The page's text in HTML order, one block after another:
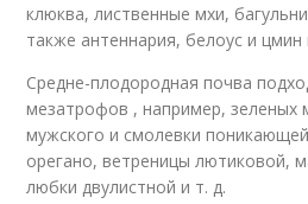
клюква, лиственные мхи,
также антеннария, белоус и цмин
Средне-плодородная почва
мезатрофов , например, зеленых
мужского и смолевки
орегано, ветреницы лютиковой,
любки двулистной и т. д.